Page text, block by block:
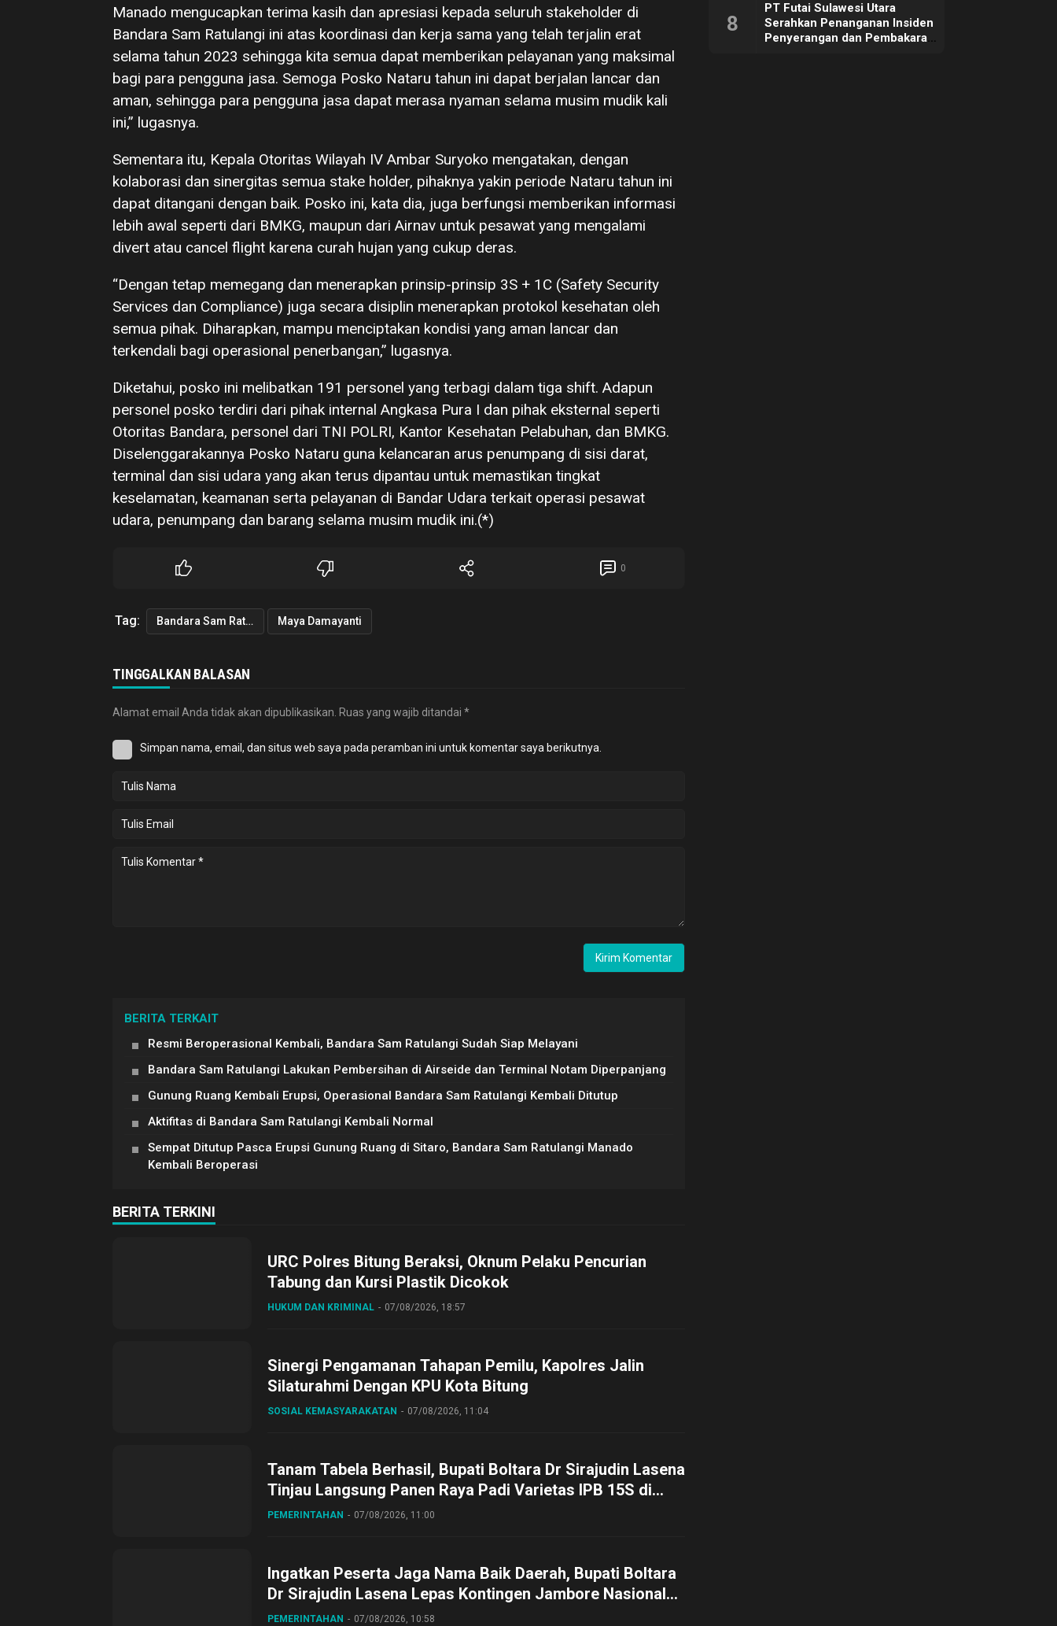
Manado mengucapkan terima kasih dan apresiasi kepada seluruh stakeholder di
Bandara Sam Ratulangi ini atas koordinasi dan kerja sama yang telah terjalin erat
selama tahun 2023 sehingga kita semua dapat memberikan pelayanan yang maksimal
bagi para pengguna jasa. Semoga Posko Nataru tahun ini dapat berjalan lancar dan
aman, sehingga para pengguna jasa dapat merasa nyaman selama musim mudik kali
ini,” lugasnya.
Sementara itu, Kepala Otoritas Wilayah IV Ambar Suryoko mengatakan, dengan
kolaborasi dan sinergitas semua stake holder, pihaknya yakin periode Nataru tahun ini
dapat ditangani dengan baik. Posko ini, kata dia, juga berfungsi memberikan informasi
lebih awal seperti dari BMKG, maupun dari Airnav untuk pesawat yang mengalami
divert atau cancel flight karena curah hujan yang cukup deras.
“Dengan tetap memegang dan menerapkan prinsip-prinsip 3S + 1C (Safety Security
Services dan Compliance) juga secara disiplin menerapkan protokol kesehatan oleh
semua pihak. Diharapkan, mampu menciptakan kondisi yang aman lancar dan
terkendali bagi operasional penerbangan,” lugasnya.
Diketahui, posko ini melibatkan 191 personel yang terbagi dalam tiga shift. Adapun
personel posko terdiri dari pihak internal Angkasa Pura I dan pihak eksternal seperti
Otoritas Bandara, personel dari TNI POLRI, Kantor Kesehatan Pelabuhan, dan BMKG.
Diselenggarakannya Posko Nataru guna kelancaran arus penumpang di sisi darat,
terminal dan sisi udara yang akan terus dipantau untuk memastikan tingkat
keselamatan, keamanan serta pelayanan di Bandar Udara terkait operasi pesawat
udara, penumpang dan barang selama musim mudik ini.(*)
0
Tag: Bandara Sam Ratulangi Maya Damayanti
TINGGALKAN BALASAN
Alamat email Anda tidak akan dipublikasikan. Ruas yang wajib ditandai *
Simpan nama, email, dan situs web saya pada peramban ini untuk komentar saya berikutnya.
BERITA TERKAIT
Resmi Beroperasional Kembali, Bandara Sam Ratulangi Sudah Siap Melayani
Bandara Sam Ratulangi Lakukan Pembersihan di Airseide dan Terminal Notam Diperpanjang
Gunung Ruang Kembali Erupsi, Operasional Bandara Sam Ratulangi Kembali Ditutup
Aktifitas di Bandara Sam Ratulangi Kembali Normal
Sempat Ditutup Pasca Erupsi Gunung Ruang di Sitaro, Bandara Sam Ratulangi Manado
Kembali Beroperasi
BERITA TERKINI
URC Polres Bitung Beraksi, Oknum Pelaku Pencurian
Tabung dan Kursi Plastik Dicokok
HUKUM DAN KRIMINAL 07/08/2026, 18:57
Sinergi Pengamanan Tahapan Pemilu, Kapolres Jalin
Silaturahmi Dengan KPU Kota Bitung
SOSIAL KEMASYARAKATAN 07/08/2026, 11:04
Tanam Tabela Berhasil, Bupati Boltara Dr Sirajudin Lasena
Tinjau Langsung Panen Raya Padi Varietas IPB 15S di
Desa Gihang
PEMERINTAHAN 07/08/2026, 11:00
Ingatkan Peserta Jaga Nama Baik Daerah, Bupati Boltara
Dr Sirajudin Lasena Lepas Kontingen Jambore Nasional
ke XII di Buperta Cibubur
PEMERINTAHAN 07/08/2026, 10:58
8
PT Futai Sulawesi Utara
Serahkan Penanganan Insiden
Penyerangan dan Pembakaran